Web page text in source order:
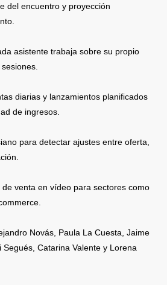
del encuentro y proyección
asistente trabaja sobre su propio
diarias y lanzamientos planificados
de ingresos.
para detectar ajustes entre oferta,
de venta en vídeo para sectores como
Novás, Paula La Cuesta, Jaime
Segués, Catarina Valente y Lorena